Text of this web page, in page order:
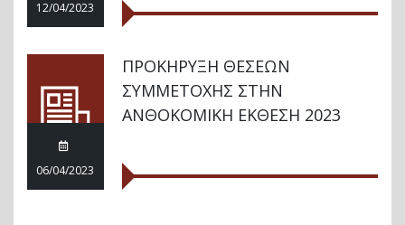
12/04/2023
06/04/2023
ΠΡΟΚΗΡΥΞΗ ΘΕΣΕΩΝ
ΣΥΜΜΕΤΟΧΗΣ ΣΤΗΝ
ΑΝΘΟΚΟΜΙΚΗ ΕΚΘΕΣΗ 2023